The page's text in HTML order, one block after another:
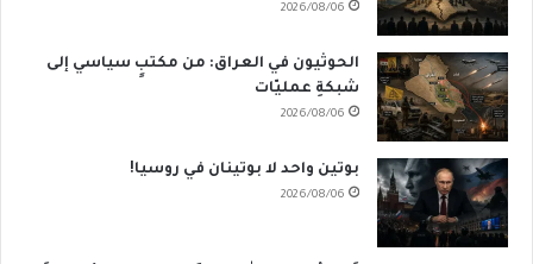
2026/08/06
الحوثيون في العراق: من مكتبٍ سياسي إلى
شبكةِ عمليّات
2026/08/06
بوتين واحد لا بوتينان في روسيا!
2026/08/06